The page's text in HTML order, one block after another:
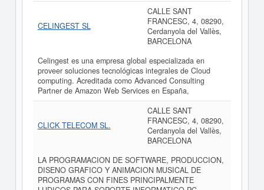
CELINGEST SL
CALLE SANT
FRANCESC, 4, 08290,
Cerdanyola del Vallès,
BARCELONA
Celingest es una empresa global especializada en
proveer soluciones tecnológicas integrales de Cloud
computing. Acreditada como Advanced Consulting
Partner de Amazon Web Services en España,
CLICK TELECOM SL.
CALLE SANT
FRANCESC, 4, 08290,
Cerdanyola del Vallès,
BARCELONA
LA PROGRAMACION DE SOFTWARE, PRODUCCION,
DISENO GRAFICO Y ANIMACION MUSICAL DE
PROGRAMAS CON FINES PRINCIPALMENTE